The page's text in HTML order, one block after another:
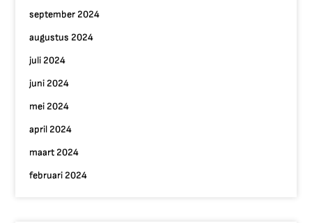
september 2024
augustus 2024
juli 2024
juni 2024
mei 2024
april 2024
maart 2024
februari 2024